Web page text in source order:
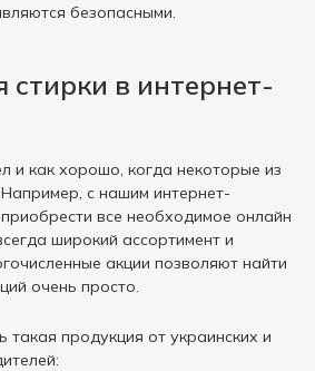
безопасными.
стирки в интернет-
и как хорошо, когда некоторые из
с нашим интернет-
все необходимое онлайн
широкий ассортимент и
акции позволяют найти
очень просто.
такая продукция от украинских и